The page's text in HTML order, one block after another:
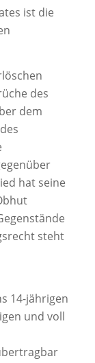
ist die
des
dem
hat seine
steht
14-jährigen
und voll